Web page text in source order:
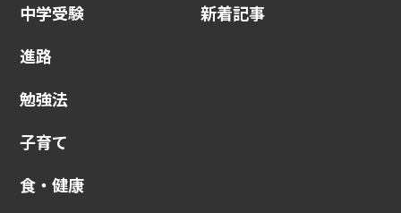
中学受験
進路
勉強法
子育て
食・健康
新着記事